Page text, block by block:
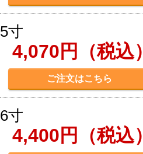
5寸
4,070円（税込）
ご注文はこちら
6寸
4,400円（税込）